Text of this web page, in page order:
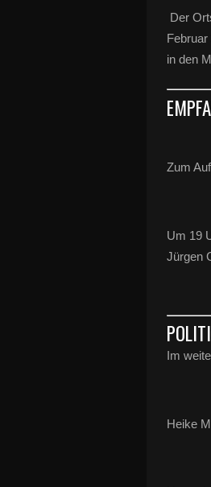
Der
in den
Zum
Um 19
Jürgen
Im
Heike